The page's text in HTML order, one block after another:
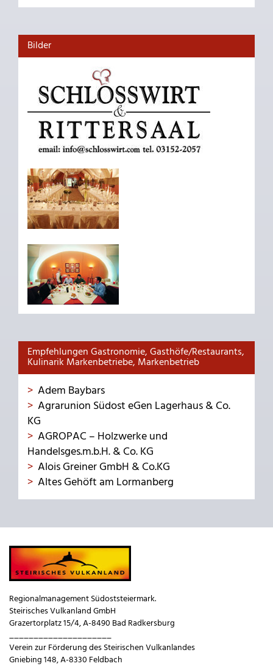
Bilder
Empfehlungen Gastronomie, Gasthöfe/Restaurants,
Kulinarik Markenbetriebe, Markenbetrieb
Adem Baybars
Agrarunion Südost eGen Lagerhaus & Co.
KG
AGROPAC – Holzwerke und
Handelsges.m.b.H. & Co. KG
Alois Greiner GmbH & Co.KG
Altes Gehöft am Lormanberg
Regionalmanagement Südoststeiermark.
Steirisches Vulkanland GmbH
Grazertorplatz 15/4, A-8490 Bad Radkersburg
_____________________
Verein zur Förderung des Steirischen Vulkanlandes
Gniebing 148, A-8330 Feldbach